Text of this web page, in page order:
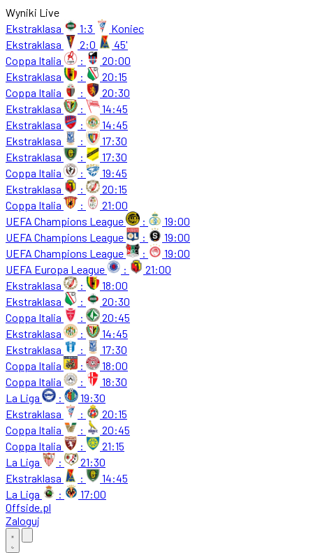
Wyniki Live
Ekstraklasa
1:3
Koniec
Ekstraklasa
2:0
45'
Coppa Italia
:
20:00
Ekstraklasa
:
20:15
Coppa Italia
:
20:30
Ekstraklasa
:
14:45
Ekstraklasa
:
14:45
Ekstraklasa
:
17:30
Ekstraklasa
:
17:30
Coppa Italia
:
19:45
Ekstraklasa
:
20:15
Coppa Italia
:
21:00
UEFA Champions League
:
19:00
UEFA Champions League
:
19:00
UEFA Champions League
:
19:00
UEFA Europa League
:
21:00
Ekstraklasa
:
18:00
Ekstraklasa
:
20:30
Coppa Italia
:
20:45
Ekstraklasa
:
14:45
Ekstraklasa
:
17:30
Coppa Italia
:
18:00
Coppa Italia
:
18:30
La Liga
:
19:30
Ekstraklasa
:
20:15
Coppa Italia
:
20:45
Coppa Italia
:
21:15
La Liga
:
21:30
Ekstraklasa
:
14:45
La Liga
:
17:00
Offside.pl
Zaloguj